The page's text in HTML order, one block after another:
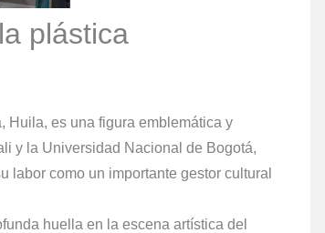
plástica
Huila, es una figura emblemática y
y la Universidad Nacional de Bogotá,
labor como un importante gestor cultural
huella en la escena artística del